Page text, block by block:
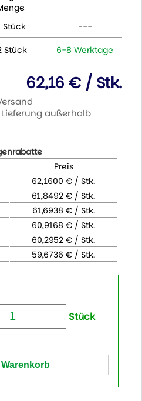
Stück ---
Stück 6-8 Werktage
62,16 € / Stk.
außerhalb
Preis
62,1600 € / Stk.
61,8492 € / Stk.
61,6938 € / Stk.
60,9168 € / Stk.
60,2952 € / Stk.
59,6736 € / Stk.
Stück